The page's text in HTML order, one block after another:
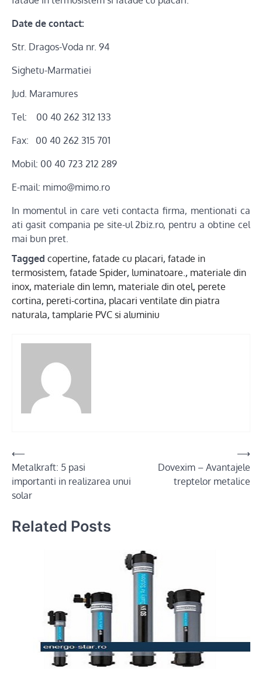
Date de contact:
Str. Dragos-Voda nr. 94
Sighetu-Marmatiei
Jud. Maramures
Tel: 00 40 262 312 133
Fax: 00 40 262 315 701
Mobil: 00 40 723 212 289
E-mail: mimo@mimo.ro
In momentul in care veti contacta firma, mentionati ca
ati gasit compania pe site-ul 2biz.ro, pentru a obtine cel
mai bun pret.
Tagged copertine, fatade cu placari, fatade in
termosistem, fatade Spider, luminatoare., materiale din
inox, materiale din lemn, materiale din otel, perete
cortina, pereti-cortina, placari ventilate din piatra
naturala, tamplarie PVC si aluminiu
Post
navigation
⟵
Metalkraft: 5 pasi
importanti in realizarea unui
solar
Dovexim – Avantajele
treptelor metalice
⟶
Related Posts